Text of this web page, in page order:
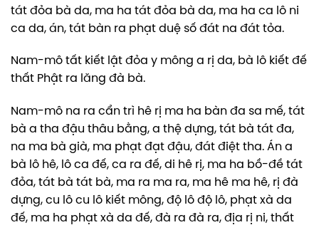
tát đỏa bà da, ma ha tát đỏa bà da, ma ha ca lô ni
ca da, án, tát bàn ra phạt duệ số đát na đát tỏa.
Nam-mô tất kiết lật đỏa y mông a rị da, bà lô kiết đế
thất Phật ra lăng đà bà.
Nam-mô na ra cẩn trì hê rị ma ha bàn đa sa mế, tát
bà a tha đậu thâu bằng, a thệ dựng, tát bà tát đa,
na ma bà già, ma phạt đạt đậu, đát điệt tha. Án a
bà lô hê, lô ca đế, ca ra đế, di hê rị, ma ha bồ-đề tát
đỏa, tát bà tát bà, ma ra ma ra, ma hê ma hê, rị đà
dựng, cu lô cu lô kiết mông, độ lô độ lô, phạt xà da
đế, ma ha phạt xà da đế, đà ra đà ra, địa rị ni, thất